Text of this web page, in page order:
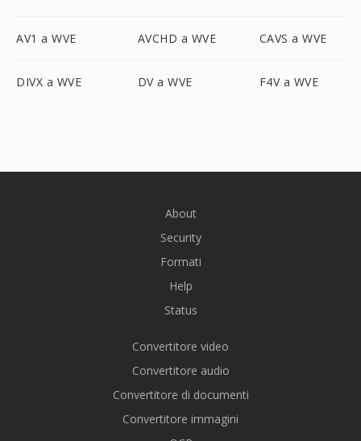
AV1 a WVE AVCHD a WVE CAVS a WVE
DIVX a WVE DV a WVE F4V a WVE
About
Security
Formati
Help
Status
Convertitore video
Convertitore audio
Convertitore di documenti
Convertitore immagini